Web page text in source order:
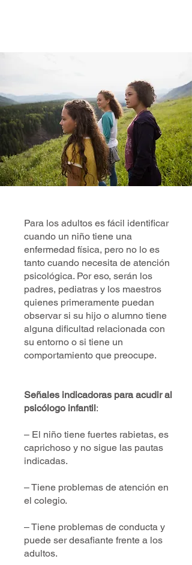
Para los adultos es fácil identificar
cuando un niño tiene una
enfermedad física, pero no lo es
tanto cuando necesita de atención
psicológica. Por eso, serán los
padres, pediatras y los maestros
quienes primeramente puedan
observar si su hijo o alumno tiene
alguna dificultad relacionada con
su entorno o si tiene un
comportamiento que preocupe.
Señales indicadoras para acudir al
psicólogo infantil:
– El niño tiene fuertes rabietas, es
caprichoso y no sigue las pautas
indicadas.
– Tiene problemas de atención en
el colegio.
– Tiene problemas de conducta y
puede ser desafiante frente a los
adultos.